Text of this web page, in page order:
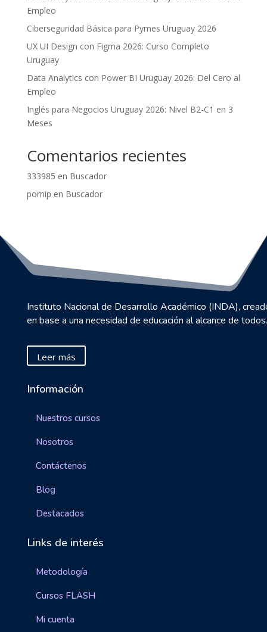
Empleo
Ciberseguridad Básica para Pymes Uruguay 2026
UX UI Design con Figma 2026: Curso Completo
Uruguay
Data Analytics con Power BI Uruguay 2026: Del Cero al
Empleo
Inglés para Negocios Uruguay 2026: Nivel B2-C1 en 3
Meses
Comentarios recientes
333985 en Buscador
pornip en Buscador
Instituto Nacional de Desarrollo Académico (INDA),
en base a una necesidad de educación al alcance de todos.
Leer más
Información
Nuestros cursos
Nosotros
Contáctenos
Blog
Destacados
Links de interés
Metodología
Cursos FLASH
Mi cuenta